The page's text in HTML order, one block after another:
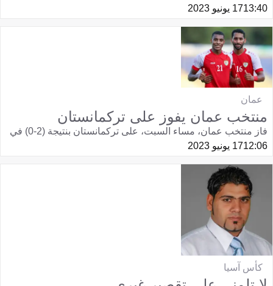
13:4017 يونيو 2023
عمان
منتخب عمان يفوز على تركمانستان
فاز منتخب عمان، مساء السبت، على تركمانستان بنتيجة (2-0) في
12:0617 يونيو 2023
كأس آسيا